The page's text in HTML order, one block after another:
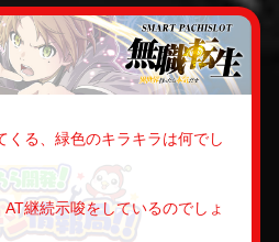
くる、緑色のキラキラは何でし
継続示唆をしているのでしょ